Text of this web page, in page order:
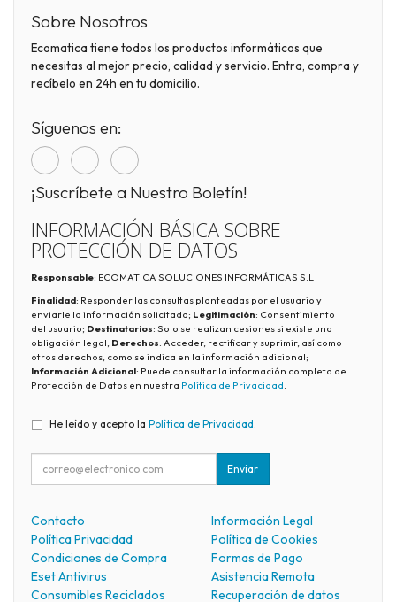
Sobre Nosotros
Ecomatica tiene todos los productos informáticos que
necesitas al mejor precio, calidad y servicio. Entra, compra y
recíbelo en 24h en tu domicilio.
Síguenos en:
¡Suscríbete a Nuestro Boletín!
INFORMACIÓN BÁSICA SOBRE
PROTECCIÓN DE DATOS
Responsable: ECOMATICA SOLUCIONES INFORMÁTICAS S.L
Finalidad: Responder las consultas planteadas por el usuario y
enviarle la información solicitada; Legitimación: Consentimiento
del usuario; Destinatarios: Solo se realizan cesiones si existe una
obligación legal; Derechos: Acceder, rectificar y suprimir, así como
otros derechos, como se indica en la información adicional;
Información Adicional: Puede consultar la información completa de
Protección de Datos en nuestra Política de Privacidad.
He leído y acepto la Política de Privacidad
Enviar
Contacto
Información Legal
Política Privacidad
Política de Cookies
Condiciones de Compra
Formas de Pago
Eset Antivirus
Asistencia Remota
Consumibles Reciclados
Recuperación de datos